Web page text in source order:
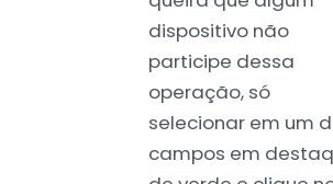
dispositivo não
participe dessa
operação, só
selecionar em um
campos em